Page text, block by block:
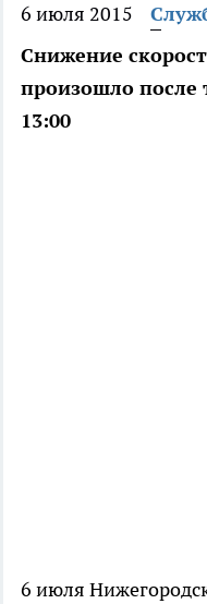
6 июля 2015
Снижение
произошло после
13:00
6 июля